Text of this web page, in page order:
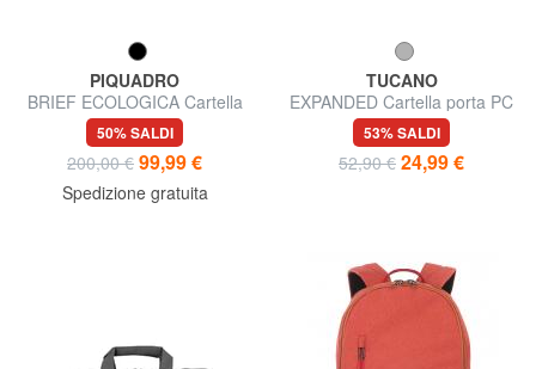
PIQUADRO
BRIEF ECOLOGICA Cartella
porta PC
50% SALDI
200,00 € 99,99 €
Spedizione gratuita
TUCANO
EXPANDED Cartella porta PC
13"
53% SALDI
52,90 € 24,99 €